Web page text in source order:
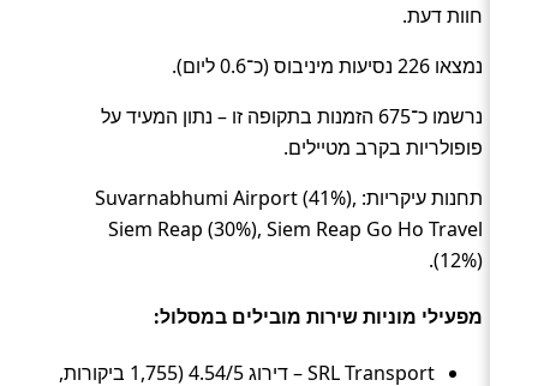
חוות דעת.
נמצאו 226 נסיעות מיניבוס (כ־0.6 ליום).
נרשמו כ־675 הזמנות בתקופה זו – נתון המעיד על
פופולריות בקרב מטיילים.
תחנות עיקריות: Suvarnabhumi Airport (41%),
Siem Reap (30%), Siem Reap Go Ho Travel
(12%).
מפעילי מוניות שירות מובילים במסלול:
SRL Transport – דירוג 4.54/5 (1,755 ביקורות,